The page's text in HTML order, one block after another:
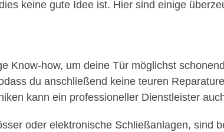
keine gute Idee ist. Hier sind einige
Know-how, um deine Tür möglichst
du anschließend keine teuren
kann ein professioneller Dienstleister
oder elektronische Schließanlagen, sind